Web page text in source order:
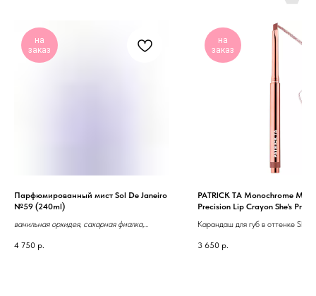
на
заказ
Парфюмированный мист Sol De Janeiro
№59 (240ml)
ванильная орхидея, сахарная фиалка,
4 750 р.
на
заказ
PATRICK TA Monochrome
Precision Lip Crayon She's Proud
Карандаш для губ в оттенке
3 650 р.